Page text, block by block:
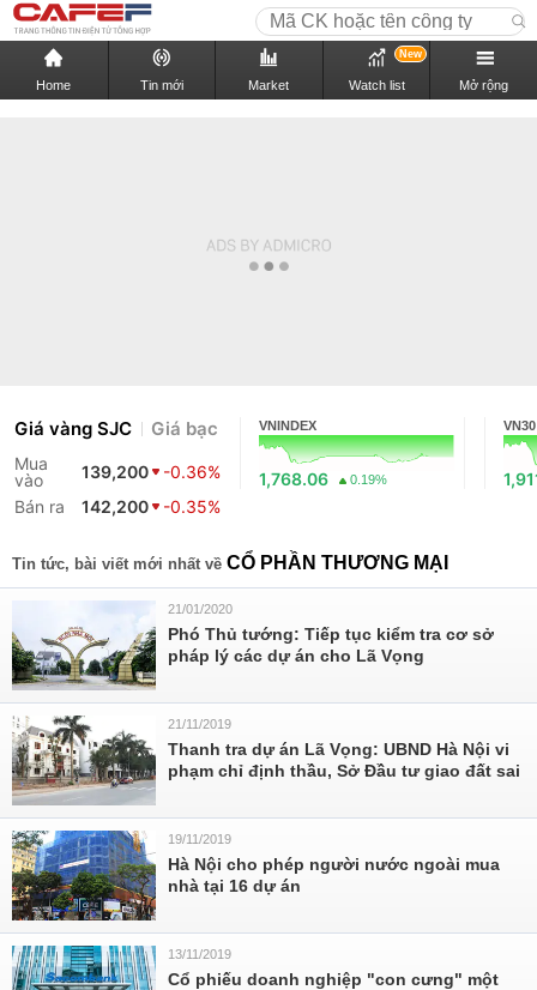
Home Tin mới Market Watch list
New
Mở rộng
Giá vàng SJC Giá bạc
Mua
vào
139,200
-0.36%
Bán ra
142,200 -0.35%
VNINDEX
1,768.06 0.19%
VN30
Tin tức, bài viết mới nhất về CỔ PHẦN THƯƠNG MẠI
21/01/2020
Phó Thủ tướng: Tiếp tục kiểm tra cơ sở
pháp lý các dự án cho Lã Vọng
21/11/2019
Thanh tra dự án Lã Vọng: UBND Hà Nội vi
phạm chỉ định thầu, Sở Đầu tư giao đất sai
19/11/2019
Hà Nội cho phép người nước ngoài mua
nhà tại 16 dự án
13/11/2019
Cổ phiếu doanh nghiệp "con cưng" một